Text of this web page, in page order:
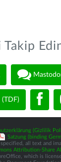
Takip
(Gizlilik
Satzung (binding
all text and
Attribution-Share
which is